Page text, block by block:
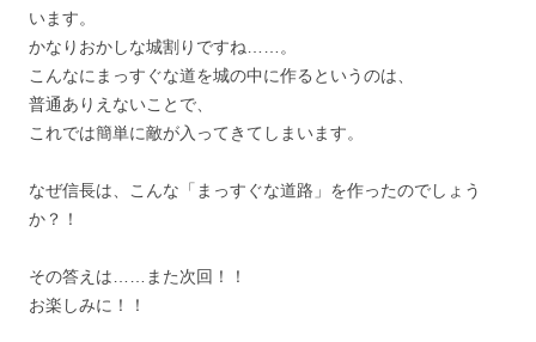
います。
かなりおかしな城割りですね……。
こんなにまっすぐな道を城の中に作るというのは、
普通ありえないことで、
これでは簡単に敵が入ってきてしまいます。
なぜ信長は、こんな「まっすぐな道路」を作ったのでしょう
か？！
その答えは……また次回！！
お楽しみに！！